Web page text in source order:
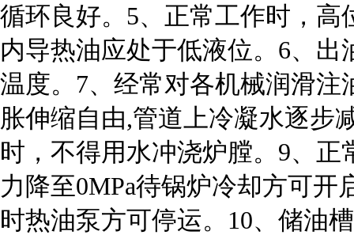
循环良好。5、正常工作时，
内导热油应处于低液位。6、
温度。7、经常对各机械润滑
胀伸缩自由,管道上冷凝水逐步
时，不得用水冲浇炉膛。9、
力降至0MPa待锅炉冷却方可
时热油泵方可停运。10、储油